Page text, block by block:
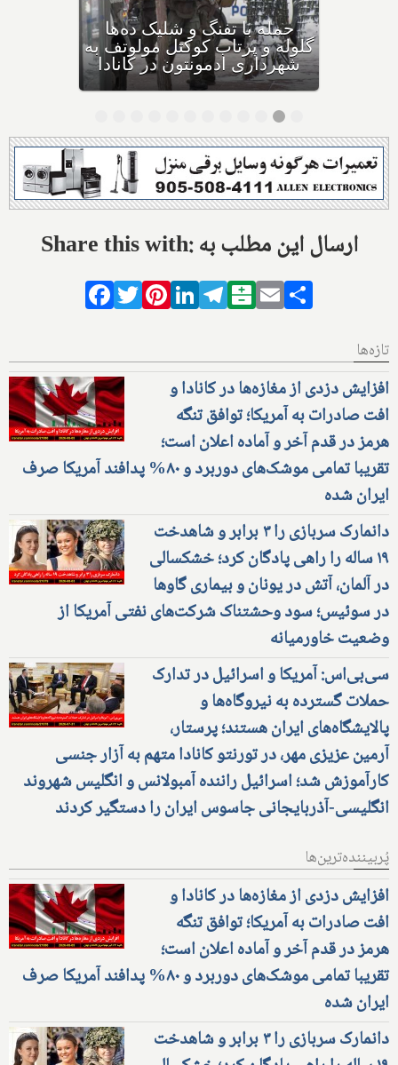
بهداشت کانادا: این داروی
کودکان، ماست و چیا، را
مصرف نکنید و این تشک نیز
احتمال خفگی دارد
Share this with: ارسال این مطلب به
Facebook
TwitterPinterestLinkedIn
Telegram
Balatarin
Email
تازه‌ها
افزایش دزدی از مغازه‌ها در کانادا و
افت صادرات به آمریکا؛ توافق تنگه
هرمز در قدم آخر و آماده اعلان است؛
تقریبا تمامی موشک‌های دوربرد و ۸۰% پدافند آمریکا صرف
ایران شده
دانمارک سربازی را ۳ برابر و شاهدخت
۱۹ ساله را راهی پادگان کرد؛ خشکسالی
در آلمان، آتش در یونان و بیماری گاوها
در سوئیس؛ سود وحشتناک شرکت‌های نفتی آمریکا از
وضعیت خاورمیانه
سی‌بی‌اس: آمریکا و اسرائیل در تدارک
حملات گسترده به نیروگاه‌ها و
پالایشگاه‌های ایران هستند؛ پرستار،
آرمین عزیزی مهر، در تورنتو کانادا متهم به آزار جنسی
کارآموزش شد؛ اسرائیل راننده آمبولانس و انگلیس شهروند
انگلیسی-آذربایجانی جاسوس ایران را دستگیر کردند
پُربیننده‌ترین‌ها
افزایش دزدی از مغازه‌ها در کانادا و
افت صادرات به آمریکا؛ توافق تنگه
هرمز در قدم آخر و آماده اعلان است؛
تقریبا تمامی موشک‌های دوربرد و ۸۰% پدافند آمریکا صرف
ایران شده
دانمارک سربازی را ۳ برابر و شاهدخت